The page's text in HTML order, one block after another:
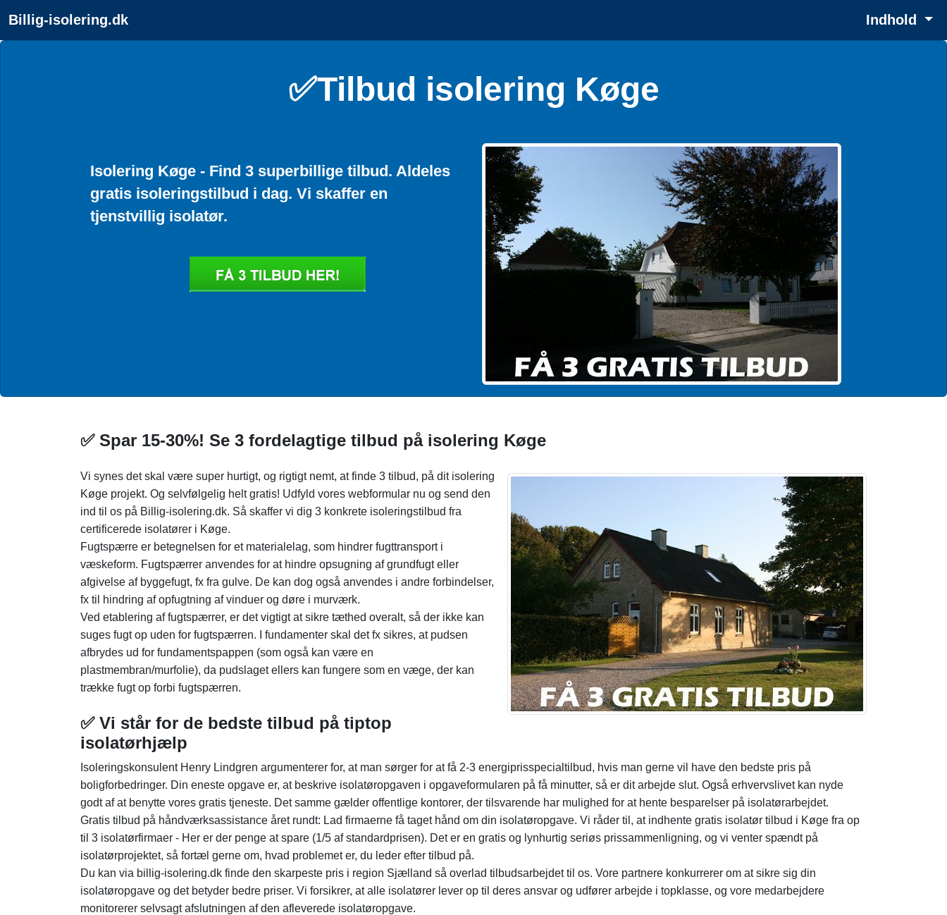
Billig-isolering.dk Indhold
✅Tilbud isolering Køge
Isolering Køge - Find 3 superbillige tilbud. Aldeles
gratis isoleringstilbud i dag. Vi skaffer en
tjenstvillig isolatør.
✅ Spar 15-30%! Se 3 fordelagtige tilbud på isolering Køge
Vi synes det skal være super hurtigt, og rigtigt nemt, at finde 3 tilbud, på dit isolering
Køge projekt. Og selvfølgelig helt gratis! Udfyld vores webformular nu og send den
ind til os på Billig-isolering.dk. Så skaffer vi dig 3 konkrete isoleringstilbud fra
certificerede isolatører i Køge.
Fugtspærre er betegnelsen for et materialelag, som hindrer fugttransport i
væskeform. Fugtspærrer anvendes for at hindre opsugning af grundfugt eller
afgivelse af byggefugt, fx fra gulve. De kan dog også anvendes i andre forbindelser,
fx til hindring af opfugtning af vinduer og døre i murværk.
Ved etablering af fugtspærrer, er det vigtigt at sikre tæthed overalt, så der ikke kan
suges fugt op uden for fugtspærren. I fundamenter skal det fx sikres, at pudsen
afbrydes ud for fundamentspappen (som også kan være en
plastmembran/murfolie), da pudslaget ellers kan fungere som en væge, der kan
trække fugt op forbi fugtspærren.
✅ Vi står for de bedste tilbud på tiptop
isolatørhjælp
Isoleringskonsulent Henry Lindgren argumenterer for, at man sørger for at få 2-3 energiprisspecialtilbud, hvis man gerne vil have den bedste pris på
boligforbedringer. Din eneste opgave er, at beskrive isolatøropgaven i opgaveformularen på få minutter, så er dit arbejde slut. Også erhvervslivet kan nyde
godt af at benytte vores gratis tjeneste. Det samme gælder offentlige kontorer, der tilsvarende har mulighed for at hente besparelser på isolatørarbejdet.
Gratis tilbud på håndværksassistance året rundt: Lad firmaerne få taget hånd om din isolatøropgave. Vi råder til, at indhente gratis isolatør tilbud i Køge fra op
til 3 isolatørfirmaer - Her er der penge at spare (1/5 af standardprisen). Det er en gratis og lynhurtig seriøs prissammenligning, og vi venter spændt på
isolatørprojektet, så fortæl gerne om, hvad problemet er, du leder efter tilbud på.
Du kan via billig-isolering.dk finde den skarpeste pris i region Sjælland så overlad tilbudsarbejdet til os. Vore partnere konkurrerer om at sikre sig din
isolatøropgave og det betyder bedre priser. Vi forsikrer, at alle isolatører lever op til deres ansvar og udfører arbejde i topklasse, og vore medarbejdere
monitorerer selvsagt afslutningen af den afleverede isolatøropgave.